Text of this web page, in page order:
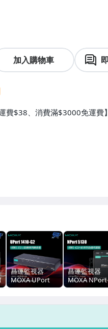
加入購物車
費$38、消費滿$3000免運費
消費滿$3000免運費】、萊爾
免運費】、宅配/貨運【單
/自取/不寄送【免運費】
昌運監視器
MOXA UPort
1410-G2 4埠RS-
轉換器
昌運監視器
MOXA NPort
5130 1埠RS-
備伺服器